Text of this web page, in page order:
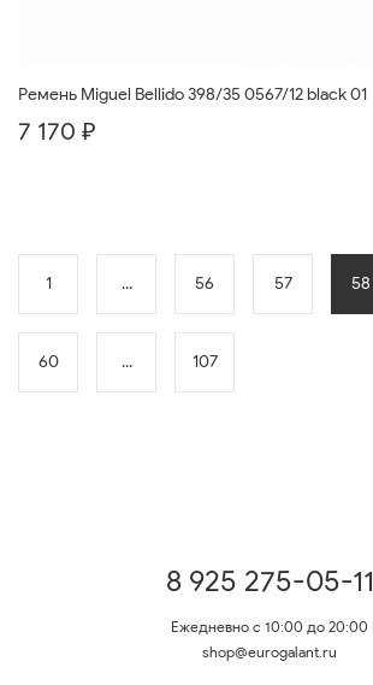
Ремень Miguel Bellido 398/35 0567/12 black 01
7 170 ₽
1 ... 56 57 58
60 ... 107
8 925 275-05-11
Ежедневно с 10:00 до 20:00
shop@eurogalant.ru